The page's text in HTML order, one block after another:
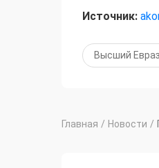
Источник:
Высший
Главная / Новости /